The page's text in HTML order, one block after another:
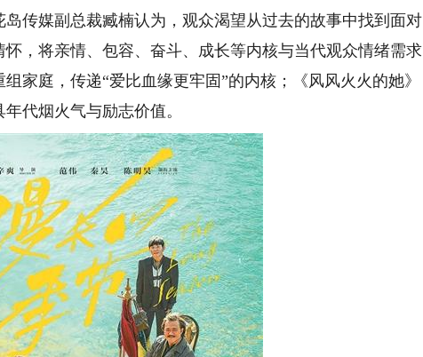
媒副总裁臧楠认为，观众渴望从过去的故事中找到面对
，将亲情、包容、奋斗、成长等内核与当代观众情绪需求
家庭，传递“爱比血缘更牢固”的内核；《风风火火的她》
代烟火气与励志价值。